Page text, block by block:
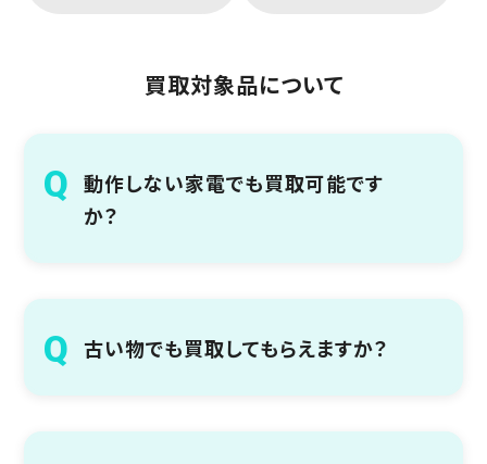
買取対象品について
動作しない家電でも買取可能です
か？
古い物でも買取してもらえますか？